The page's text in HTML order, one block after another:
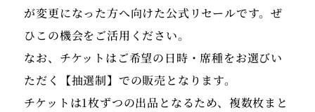
が変更になった方へ向けた公式リセールです。ぜ
ひこの機会をご活用ください。
なお、チケットはご希望の日時・席種をお選びい
ただく【抽選制】での販売となります。
チケットは1枚ずつの出品となるため、複数枚まと